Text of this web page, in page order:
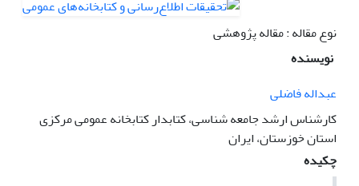
نوع مقاله : مقاله پژوهشی
نویسنده
عبداله فاضلی
کارشناس ارشد جامعه شناسی، کتابدار کتابخانه عمومی مرکزی
استان خوزستان، ایران
چکیده